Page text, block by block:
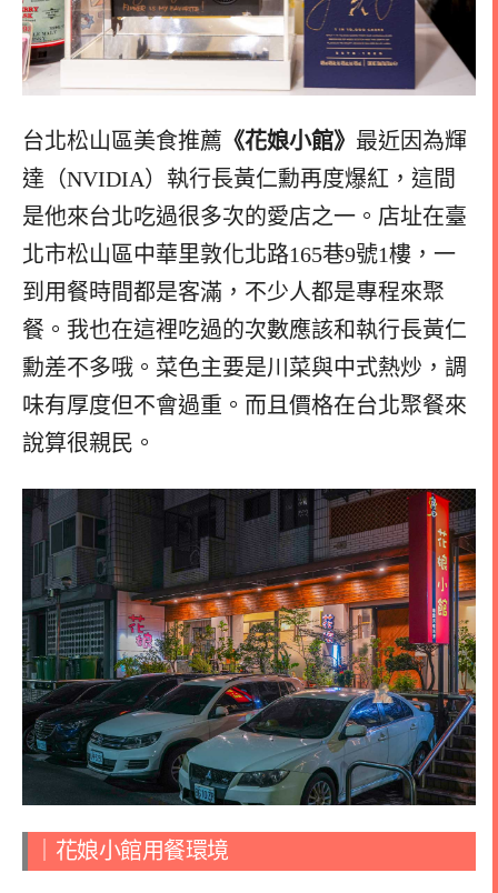
台北松山區美食推薦 《花娘小館》 最近因為輝
達（NVIDIA）執行長黃仁勳再度爆紅，這間
是他來台北吃過很多次的愛店之一。店址在臺
北市松山區中華里敦化北路165巷9號1樓，一
到用餐時間都是客滿，不少人都是專程來聚
餐。我也在這裡吃過的次數應該和執行長黃仁
勳差不多哦。菜色主要是川菜與中式熱炒，調
味有厚度但不會過重。而且價格在台北聚餐來
說算很親民。
｜花娘小館用餐環境